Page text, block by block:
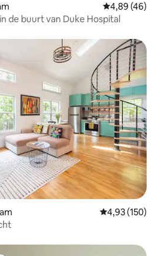
Gemiddelde
4,89 (46)
de buurt van Duke Hospital
Gemiddelde
4,93 (150)